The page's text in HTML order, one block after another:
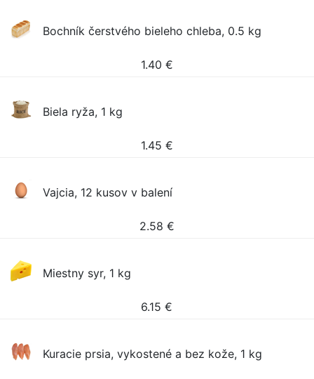
Bochník čerstvého bieleho chleba, 0.5 kg
1.40 €
Biela ryža, 1 kg
1.45 €
Vajcia, 12 kusov v balení
2.58 €
Miestny syr, 1 kg
6.15 €
Kuracie prsia, vykostené a bez kože, 1 kg